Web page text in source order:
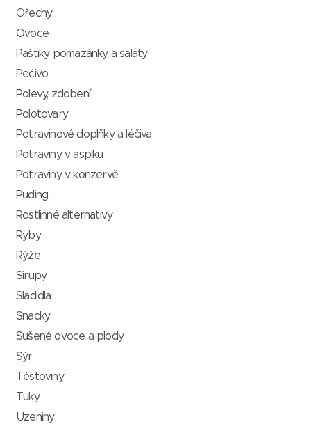
Ořechy
Ovoce
Paštiky, pomazánky a saláty
Pečivo
Polevy, zdobení
Polotovary
Potravinové doplňky a léčiva
Potraviny v aspiku
Potraviny v konzervě
Puding
Rostlinné alternativy
Ryby
Rýže
Sirupy
Sladidla
Snacky
Sušené ovoce a plody
Sýr
Těstoviny
Tuky
Uzeniny